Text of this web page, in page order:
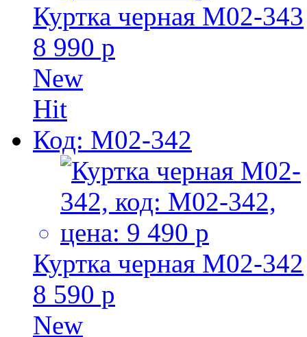
Куртка черная M02-343
8 990 р
New
Hit
Код: M02-342
Куртка черная M02-342
8 590 р
New